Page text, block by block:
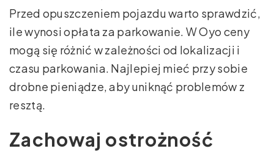
Przed opuszczeniem pojazdu warto sprawdzić,
ile wynosi opłata za parkowanie. W Oyo ceny
mogą się różnić w zależności od lokalizacji i
czasu parkowania. Najlepiej mieć przy sobie
drobne pieniądze, aby uniknąć problemów z
resztą.
Zachowaj ostrożność